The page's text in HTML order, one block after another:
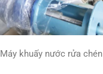
Máy khuấy nước rửa chén